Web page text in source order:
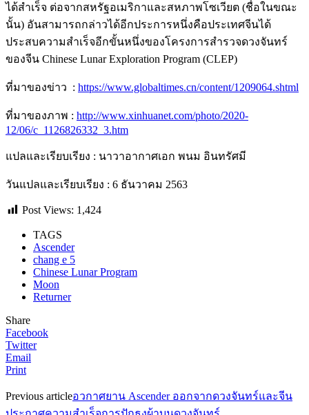
ได้สำเร็จ ต่อจากสหรัฐอเมริกาและสหภาพโซเวียต (ชื่อในขณะ
นั้น) อันสามารถกล่าวได้อีกประการหนึ่งคือประเทศจีนได้
ประสบความสำเร็จอีกขั้นหนึ่งของโครงการสำรวจดวงจันทร์
ของจีน Chinese Lunar Exploration Program (CLEP)
ที่มาของข่าว : https://www.globaltimes.cn/content/1209064.shtml
ที่มาของภาพ : http://www.xinhuanet.com/photo/2020-
12/06/c_1126826332_3.htm
แปลและเรียบเรียง : นาวาอากาศเอก พนม อินทรัศมี
วันแปลและเรียบเรียง : 6 ธันวาคม 2563
Post Views: 1,424
TAGS
Ascender
chang e 5
Chinese Lunar Program
Moon
Returner
Share
Facebook
Twitter
Email
Print
Previous articleอวกาศยาน Ascender ออกจากดวงจันทร์และจีน